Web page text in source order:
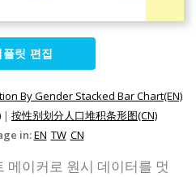
플릿 편집
By Gender Stacked Bar Chart(EN)
| 按性别划分人口堆积条形图(CN)
in:EN TW CN
메이커로 원시 데이터를 멋